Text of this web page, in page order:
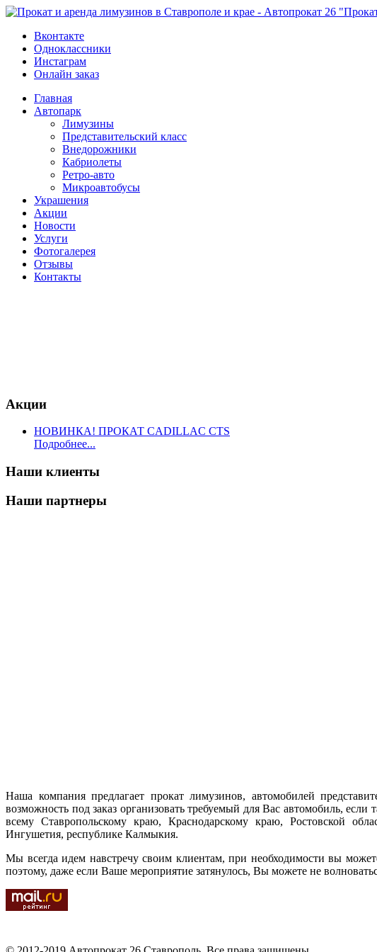
Вконтакте
Одноклассники
Инстаграм
Онлайн заказ
Главная
Автопарк
Лимузины
Представительский класс
Внедорожники
Кабриолеты
Ретро-авто
Микроавтобусы
Украшения
Акции
Новости
Услуги
Фотогалерея
Отзывы
­Контакты
Акции
НОВИНКА! ПРОКАТ CADILLAC CTS
Подробнее...
Наши клиенты
Наши партнеры
Наша компания предлагает прокат лимузинов, автомобилей
возможность под заказ организовать требуемый для Вас автомобиль,
всему Ставропольскому краю, Краснодарскому краю, Ростовской
Ингушетия, республике Калмыкия.
Мы всегда идем навстречу своим клиентам, при необходимости вы
поэтому, даже если Ваше мероприятие затянулось, Вы можете не